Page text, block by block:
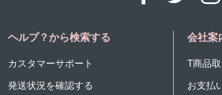
ヘルプ？から検索する
カスタマーサポート
発送状況を確認する
会社案
T商品
お支払